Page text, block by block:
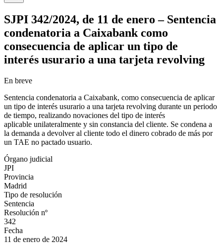
SJPI 342/2024, de 11 de enero – Sentencia
condenatoria a Caixabank como
consecuencia de aplicar un tipo de
interés usurario a una tarjeta revolving
En breve
Sentencia condenatoria a Caixabank, como consecuencia de aplicar
un tipo de interés usurario a una tarjeta revolving durante un periodo
de tiempo, realizando novaciones del tipo de interés
aplicable unilateralmente y sin constancia del cliente. Se condena a
la demanda a devolver al cliente todo el dinero cobrado de más por
un TAE no pactado usuario.
Órgano judicial
JPI
Provincia
Madrid
Tipo de resolución
Sentencia
Resolución nº
342
Fecha
11 de enero de 2024